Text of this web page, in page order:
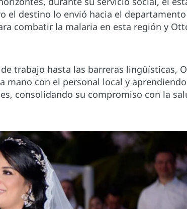
el destino lo envió hacia el
combatir la malaria en esta región y
trabajo hasta las barreras lingüísticas,
mano con el personal local y
consolidando su compromiso con la